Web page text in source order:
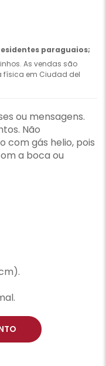
paraguaios;
As vendas são
física em Ciudad del
ou mensagens.
Não
com gás helio, pois
a boca ou